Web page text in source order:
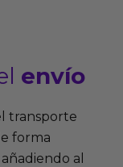
envío
transporte
forma
al